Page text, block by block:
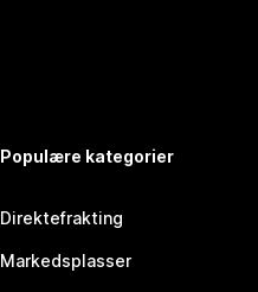
Populære kategorier
Direktefrakting
Markedsplasser